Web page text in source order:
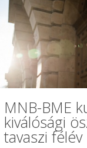
MNB-BME
kiválósági
tavaszi félév